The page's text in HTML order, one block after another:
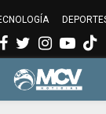
Facebook
Twitter